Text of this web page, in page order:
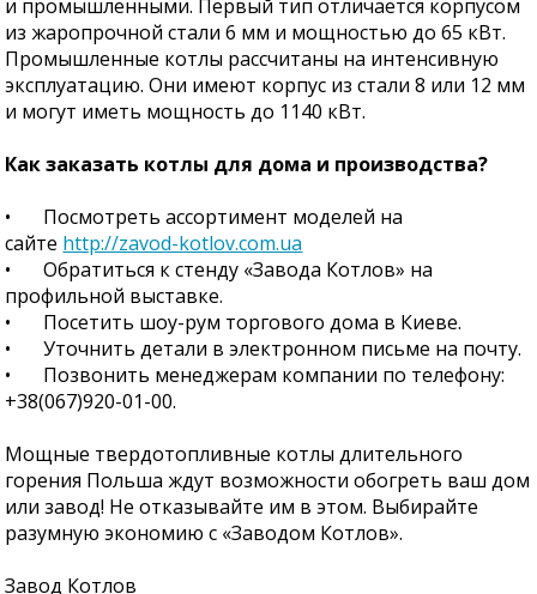
и промышленными. Первый тип отличается корпусом
из жаропрочной стали 6 мм и мощностью до 65 кВт.
Промышленные котлы рассчитаны на интенсивную
эксплуатацию. Они имеют корпус из стали 8 или 12 мм
и могут иметь мощность до 1140 кВт.
Как заказать котлы для дома и производства?
•
Посмотреть ассортимент моделей на
сайте http://zavod-kotlov.com.ua
•
Обратиться к стенду «Завода Котлов» на
профильной выставке.
•
Посетить шоу-рум торгового дома в Киеве.
•
Уточнить детали в электронном письме на почту.
•
Позвонить менеджерам компании по телефону:
+38(067)920-01-00.
Мощные твердотопливные котлы длительного
горения Польша ждут возможности обогреть ваш дом
или завод! Не отказывайте им в этом. Выбирайте
разумную экономию с «Заводом Котлов».
Завод Котлов